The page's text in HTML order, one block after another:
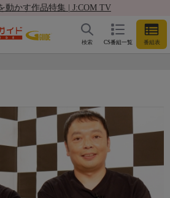
動かす作品特集 | J:COM TV
CS番組一覧 番組表
検索